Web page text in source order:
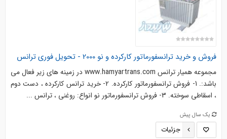
فروش و خرید ترانسفورماتور کارکرده و نو 2000 - تحویل فوری ترانس
مجموعه همیار ترانس www.hamyartrans.com در زمینه های زیر فعال می
باشد:. 1- فروش ترانسفورماتور کارکرده. 2- خرید ترانس کارکرده ، دست دوم
، اسقاطی سوخته. 3- فروش ترانسفورماتور نو انواع: روغنی ، ترانس ...
یک سال پیش
جزئیات